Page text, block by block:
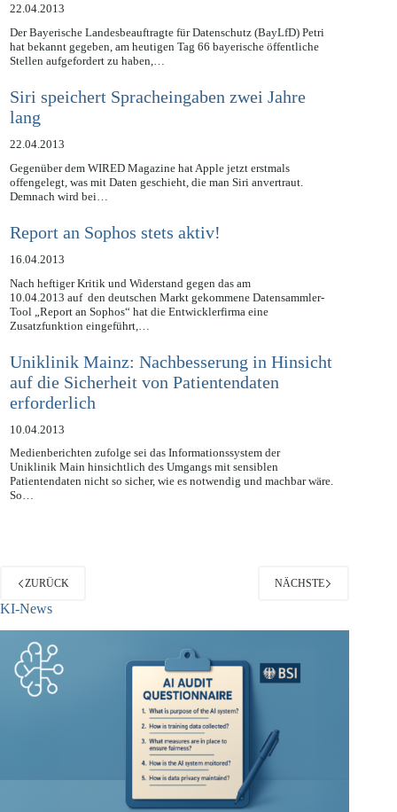
22.04.2013
Der Bayerische Landesbeauftragte für Datenschutz (BayLfD) Petri
hat bekannt gegeben, am heutigen Tag 66 bayerische öffentliche
Siri speichert Spracheingaben zwei Jahre
lang
22.04.2013
Gegenüber dem WIRED Magazine hat Apple jetzt erstmals
offengelegt, was mit Daten geschieht, die man Siri anvertraut.
Report an Sophos stets aktiv!
16.04.2013
Nach heftiger Kritik und Widerstand gegen das am
10.04.2013 auf den deutschen Markt gekommene Datensammler-
Tool „Report an Sophos“ hat die Entwicklerfirma eine
Uniklinik Mainz: Nachbesserung in Hinsicht
auf die Sicherheit von Patientendaten
erforderlich
10.04.2013
Medienberichten zufolge sei das Informationssystem der
Uniklinik Main hinsichtlich des Umgangs mit sensiblen
Patientendaten nicht so sicher, wie es notwendig und machbar wäre.
ZURÜCK
KI-News